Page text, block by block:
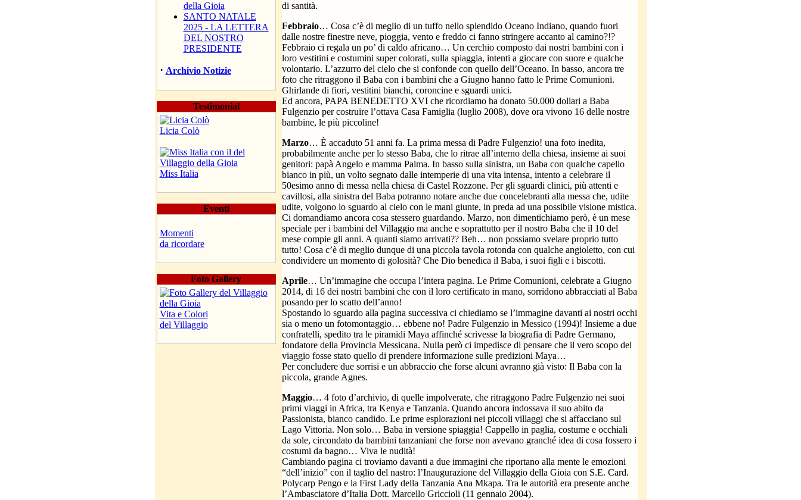
della Gioia
SANTO NATALE
2025 - LA LETTERA
DEL NOSTRO
PRESIDENTE
· Archivio Notizie
Testimonial
Licia Colò
Miss Italia
Eventi
Momenti
da ricordare
Foto Gallery
Vita e Colori
del Villaggio
di santità.
Febbraio… Cosa c’è di meglio di un tuffo nello splendido Oceano Indiano, quando fuori
dalle nostre finestre neve, pioggia, vento e freddo ci fanno stringere accanto al camino?!?
Febbraio ci regala un po’ di caldo africano… Un cerchio composto dai nostri bambini con i
loro vestitini e costumini super colorati, sulla spiaggia, intenti a giocare con suore e qualche
volontario. L’azzurro del cielo che si confonde con quello dell’Oceano. In basso, ancora tre
foto che ritraggono il Baba con i bambini che a Giugno hanno fatto le Prime Comunioni.
Ghirlande di fiori, vestitini bianchi, coroncine e sguardi unici.
Ed ancora, PAPA BENEDETTO XVI che ricordiamo ha donato 50.000 dollari a Baba
Fulgenzio per costruire l’ottava Casa Famiglia (luglio 2008), dove ora vivono 16 delle nostre
bambine, le più piccoline!
Marzo… È accaduto 51 anni fa. La prima messa di Padre Fulgenzio! una foto inedita,
probabilmente anche per lo stesso Baba, che lo ritrae all’interno della chiesa, insieme ai suoi
genitori: papà Angelo e mamma Palma. In basso sulla sinistra, un Baba con qualche capello
bianco in più, un volto segnato dalle intemperie di una vita intensa, intento a celebrare il
50esimo anno di messa nella chiesa di Castel Rozzone. Per gli sguardi clinici, più attenti e
cavillosi, alla sinistra del Baba potranno notare anche due concelebranti alla messa che, udite
udite, volgono lo sguardo al cielo con le mani giunte, in preda ad una possibile visione mistica.
Ci domandiamo ancora cosa stessero guardando. Marzo, non dimentichiamo però, è un mese
speciale per i bambini del Villaggio ma anche e soprattutto per il nostro Baba che il 10 del
mese compie gli anni. A quanti siamo arrivati?? Beh… non possiamo svelare proprio tutto
tutto! Cosa c’è di meglio dunque di una piccola tavola rotonda con qualche angioletto, con cui
condividere un momento di golosità? Che Dio benedica il Baba, i suoi figli e i biscotti.
Aprile… Un’immagine che occupa l’intera pagina. Le Prime Comunioni, celebrate a Giugno
2014, di 16 dei nostri bambini che con il loro certificato in mano, sorridono abbracciati al Baba
posando per lo scatto dell’anno!
Spostando lo sguardo alla pagina successiva ci chiediamo se l’immagine davanti ai nostri occhi
sia o meno un fotomontaggio… ebbene no! Padre Fulgenzio in Messico (1994)! Insieme a due
confratelli, spedito tra le piramidi Maya affinché scrivesse la biografia di Padre Germano,
fondatore della Provincia Messicana. Nulla però ci impedisce di pensare che il vero scopo del
viaggio fosse stato quello di prendere informazione sulle predizioni Maya…
Per concludere due sorrisi e un abbraccio che forse alcuni avranno già visto: Il Baba con la
piccola, grande Agnes.
Maggio… 4 foto d’archivio, di quelle impolverate, che ritraggono Padre Fulgenzio nei suoi
primi viaggi in Africa, tra Kenya e Tanzania. Quando ancora indossava il suo abito da
Passionista, bianco candido. Le prime esplorazioni nei piccoli villaggi che si affacciano sul
Lago Vittoria. Non solo… Baba in versione spiaggia! Cappello in paglia, costume e occhiali
da sole, circondato da bambini tanzaniani che forse non avevano granché idea di cosa fossero i
costumi da bagno… Viva le nudità!
Cambiando pagina ci troviamo davanti a due immagini che riportano alla mente le emozioni
“dell’inizio” con il taglio del nastro: l’Inaugurazione del Villaggio della Gioia con S.E. Card.
Polycarp Pengo e la First Lady della Tanzania Ana Mkapa. Tra le autorità era presente anche
l’Ambasciatore d’Italia Dott. Marcello Griccioli (11 gennaio 2004).